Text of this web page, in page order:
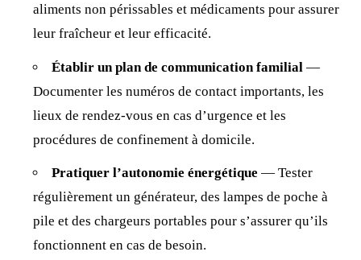
aliments non périssables et médicaments pour assurer
leur fraîcheur et leur efficacité.
Établir un plan de communication familial —
Documenter les numéros de contact importants, les
lieux de rendez-vous en cas d’urgence et les
procédures de confinement àdomicile.
Pratiquer l’autonomie énergétique — Tester
régulièrement un générateur, des lampes de poche à
pile et des chargeurs portables pour s’assurer qu’ils
fonctionnent en cas de besoin.